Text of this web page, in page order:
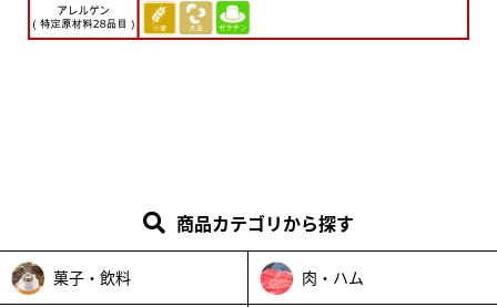
商品カテゴリから探す
菓子・飲料 肉・ハム